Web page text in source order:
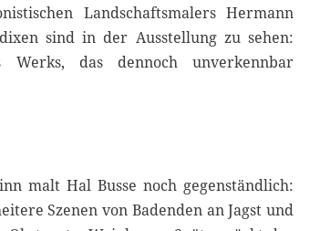
Landschaftsmalers Hermann
sind in der Ausstellung zu sehen:
Werks, das dennoch unverkennbar
malt Hal Busse noch gegenständlich:
Szenen von Badenden an Jagst und